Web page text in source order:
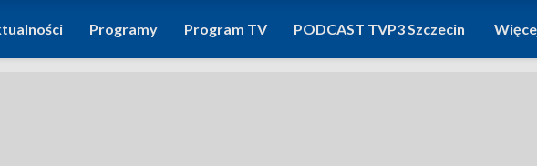
Programy Program TV PODCAST TVP3 Szczecin